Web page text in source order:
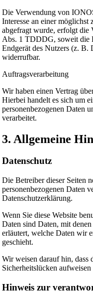
Die Verwendung von
Interesse an einer
abgefragt wurde, erfolgt
Abs. 1 TDDDG, soweit die
Endgerät des Nutzers (z.
widerrufbar.
Auftragsverarbeitung
Wir haben einen Vertrag
Hierbei handelt es sich um
personenbezogenen Daten
verarbeitet.
3. Allgemeine
Datenschutz
Die Betreiber dieser Seiten
personenbezogenen Daten
Datenschutzerklärung.
Wenn Sie diese Website
Daten sind Daten, mit
erläutert, welche Daten wir
geschieht.
Wir weisen darauf hin,
Sicherheitslücken
Hinweis zur